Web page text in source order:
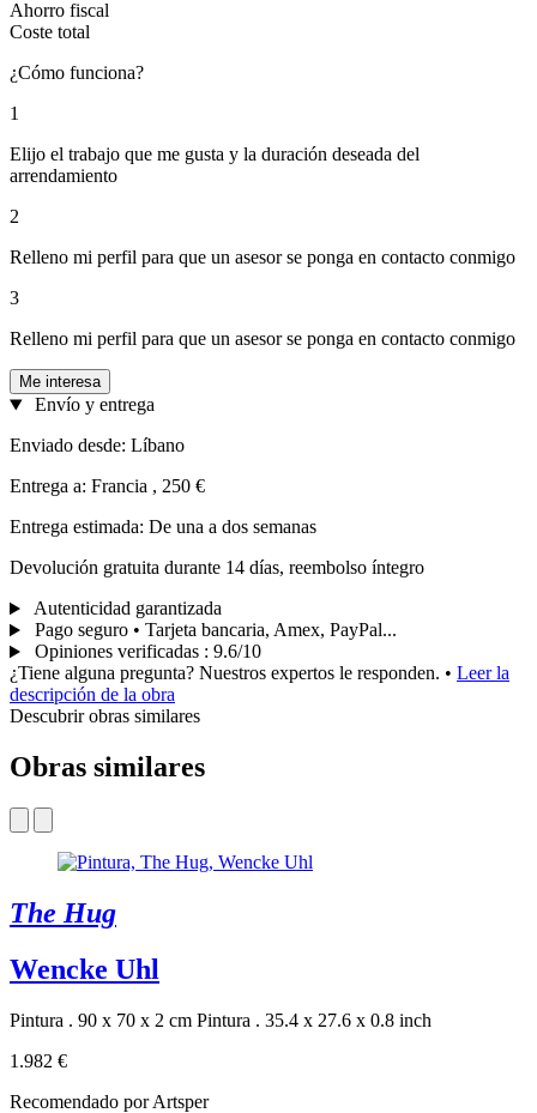
Ahorro fiscal
Coste total
¿Cómo funciona?
1
Elijo el trabajo que me gusta y la duración deseada del
arrendamiento
2
Relleno mi perfil para que un asesor se ponga en contacto conmigo
3
Relleno mi perfil para que un asesor se ponga en contacto conmigo
Me interesa
Envío y entrega
Enviado desde: Líbano
Entrega a: Francia , 250 €
Entrega estimada: De una a dos semanas
Devolución gratuita durante 14 días, reembolso íntegro
Autenticidad garantizada
Pago seguro • Tarjeta bancaria, Amex, PayPal...
Opiniones verificadas : 9.6/10
¿Tiene alguna pregunta? Nuestros expertos le responden. • Leer la
descripción de la obra
Descubrir obras similares
Obras similares
The Hug
Wencke Uhl
Pintura . 90 x 70 x 2 cm Pintura . 35.4 x 27.6 x 0.8 inch
1.982 €
Recomendado por Artsper